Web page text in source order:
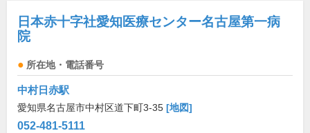
日本赤十字社愛知医療センター名古屋第一病
院
所在地・電話番号
中村日赤駅
愛知県名古屋市中村区道下町3-35 [地図]
052-481-5111